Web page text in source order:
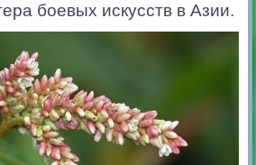
боевых искусств в Азии.